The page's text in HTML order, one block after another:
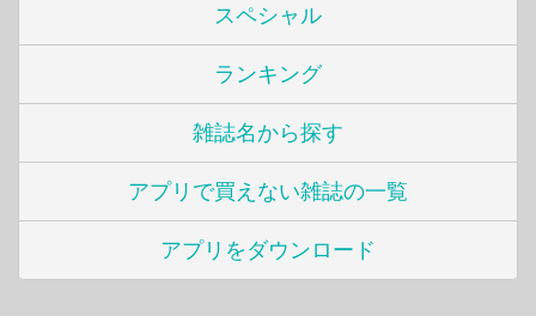
スペシャル
ランキング
雑誌名から探す
アプリで買えない雑誌の一覧
アプリをダウンロード